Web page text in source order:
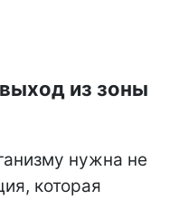
из зоны
нужна не
которая